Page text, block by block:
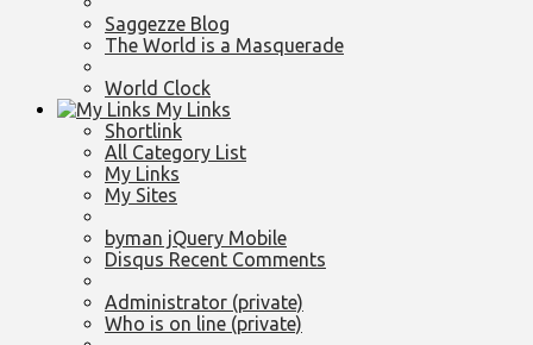
Saggezze Blog
The World is a Masquerade
World Clock
My Links
Shortlink
All Category List
My Links
My Sites
byman jQuery Mobile
Disqus Recent Comments
Administrator (private)
Who is on line (private)